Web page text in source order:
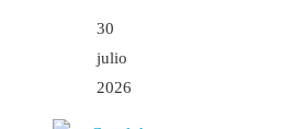
30
julio
2026